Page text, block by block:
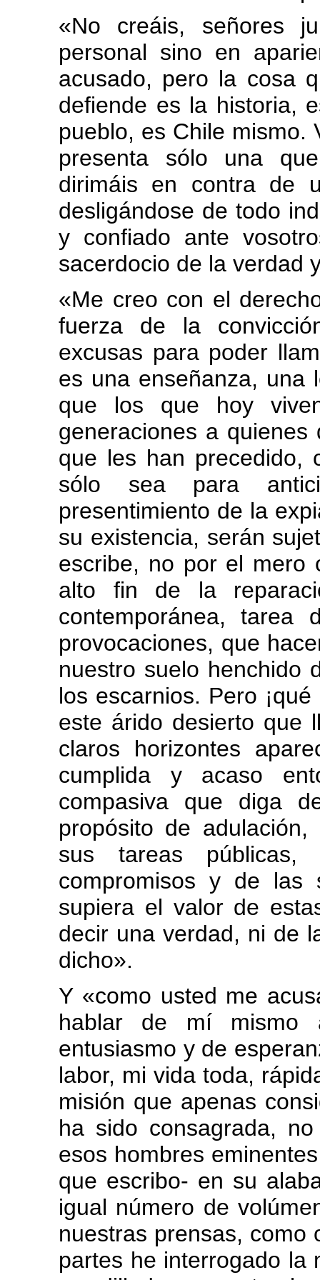
«No creáis, señores
personal sino en
acusado, pero la cosa
defiende es la historia,
pueblo, es Chile mismo.
presenta sólo una
dirimáis en contra de
desligándose de todo
y confiado ante
sacerdocio de la verdad
«Me creo con el
fuerza de la
excusas para poder
es una enseñanza, una
que los que hoy
generaciones a
que les han precedido,
sólo sea para
presentimiento de la
su existencia, serán
escribe, no por el mero
alto fin de la
contemporánea, tarea
provocaciones, que
nuestro suelo henchido
los escarnios. Pero
este árido desierto que
claros horizontes
cumplida y acaso
compasiva que diga
propósito de
sus tareas
compromisos y de las
supiera el valor de
decir una verdad, ni de
dicho».
Y «como usted me
hablar de mí mismo
entusiasmo y de
labor, mi vida toda,
misión que apenas
ha sido consagrada,
esos hombres
que escribo- en su
igual número de
nuestras prensas, como
partes he interrogado la